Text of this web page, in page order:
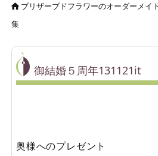
ブリザーブドフラワーのオーダーメイ
集
御結婚５周年131121it
奥様へのプレゼント